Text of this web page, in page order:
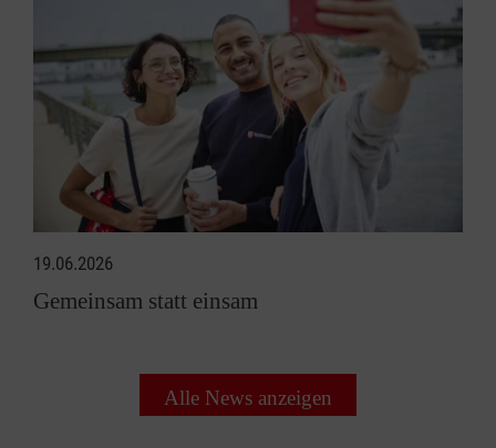
19.06.2026
Gemeinsam statt einsam
Alle News anzeigen